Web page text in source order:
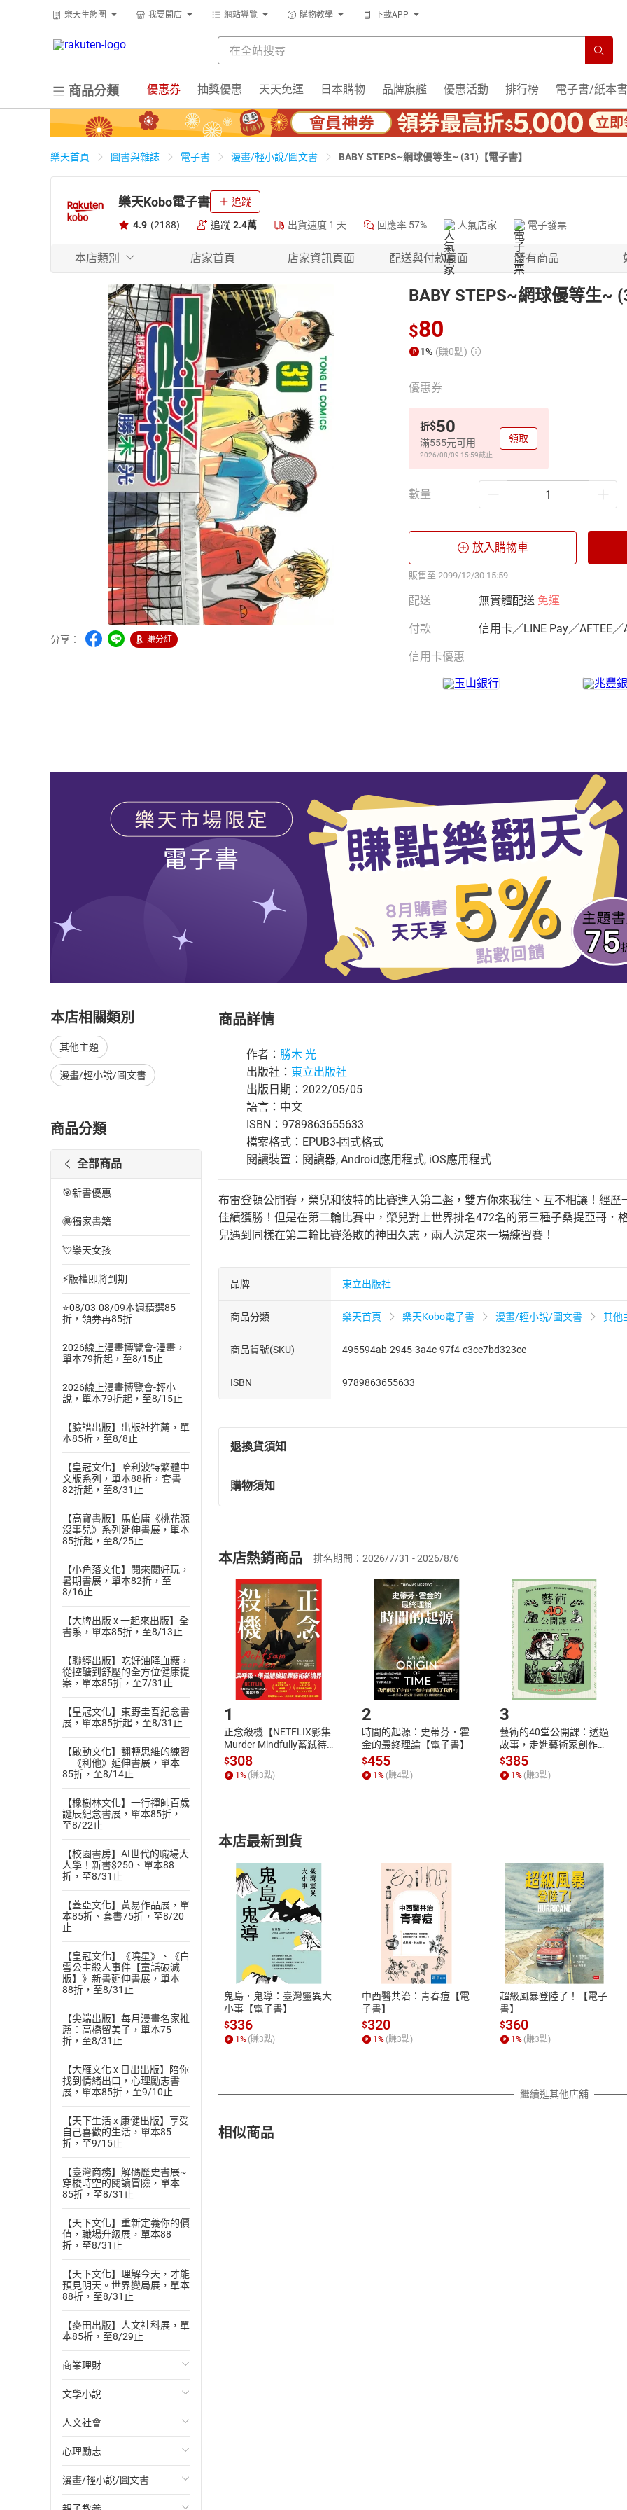
樂天生態圈 我要開店 網站導覽 購物教學 下載APP
商品分類 優惠券 抽獎優惠 天天免運 日本購物 品牌旗艦 優惠活動 排行榜 電子書/紙本書
樂天首頁 圖書與雜誌 電子書 漫畫/輕小說/圖文書 BABY STEPS~網球優等生~ (31)【電子書】
樂天Kobo電子書 追蹤
4.9 (2188) 追蹤 2.4萬 出貨速度 1 天 回應率 57% 人氣店家 電子發票
本店類別 店家首頁 店家資訊頁面 配送與付款頁面 所有商品
分享： 賺分紅
BABY STEPS~網球優等生~
$80
1% (賺0點)
優惠券
折$50
滿555元可用
2026/08/09 15:59截止
領取
數量
放入購物車
販售至 2099/12/30 15:59
配送 無實體配送 免運
付款 信用卡／LINE Pay／AFTEE／
信用卡優惠
本店相關類別
其他主題
漫畫/輕小說/圖文書
商品分類
全部商品
🎯新書優惠
🉐獨家書籍
💘樂天女孩
⚡版權即將到期
⭐08/03-08/09本週精選85
折，領券再85折
2026線上漫畫博覽會-漫畫，
單本79折起，至8/15止
2026線上漫畫博覽會-輕小
說，單本79折起，至8/15止
【臉譜出版】出版社推薦，單
本85折，至8/8止
【皇冠文化】哈利波特繁體中
文版系列，單本88折，套書
82折起，至8/31止
【高寶書版】馬伯庸《桃花源
沒事兒》系列延伸書展，單本
85折起，至8/25止
【小角落文化】閱來閱好玩，
暑期書展，單本82折，至
8/16止
【大牌出版 x 一起來出版】全
書系，單本85折，至8/13止
【聯經出版】吃好油降血糖，
從控醣到舒壓的全方位健康提
案，單本85折，至7/31止
【皇冠文化】東野圭吾紀念書
展，單本85折起，至8/31止
【啟動文化】翻轉思維的練習
－《利他》延伸書展，單本
85折，至8/14止
【橡樹林文化】一行禪師百歲
誕辰紀念書展，單本85折，
至8/22止
【校園書房】AI世代的職場大
人學！新書$250、單本88
折，至8/31止
【蓋亞文化】黃易作品展，單
本85折、套書75折，至8/20
止
【皇冠文化】《曉星》、《白
雪公主殺人事件【童話破滅
版】》新書延伸書展，單本
88折，至8/31止
【尖端出版】每月漫畫名家推
薦：高橋留美子，單本75
折，至8/31止
【大雁文化 x 日出出版】陪你
找到情緒出口，心理勵志書
展，單本85折，至9/10止
【天下生活 x 康健出版】享受
自己喜歡的生活，單本85
折，至9/15止
【臺灣商務】解碼歷史書展~
穿梭時空的閱讀冒險，單本
85折，至8/31止
【天下文化】重新定義你的價
值，職場升級展，單本88
折，至8/31止
【天下文化】理解今天，才能
預見明天。世界變局展，單本
88折，至8/31止
【麥田出版】人文社科展，單
本85折，至8/29止
商業理財
投資理財
經濟/趨勢
財務/金融
管理/領導
文學小說
歐美文學
日本文學
韓國文學
人文社會
國際關係
政治
心理勵志
心靈成長/情緒
漫畫/輕小說/圖文書
商品詳情
作者： 勝木 光
出版社： 東立出版社
出版日期：2022/05/05
語言：中文
ISBN：9789863655633
檔案格式：EPUB3-固式格式
閱讀裝置：閱讀器, Android應用程式, iOS應用程式
布雷登頓公開賽，榮兒和彼特的比賽進入第二盤，雙方你來我往、互不相讓！經
佳績獲勝！但是在第二輪比賽中，榮兒對上世界排名472名的第三種子桑提亞哥．
兒遇到同樣在第二輪比賽落敗的神田久志，兩人決定來一場練習賽！
品牌 東立出版社
商品分類 樂天首頁 樂天Kobo電子書 漫畫/輕小說/圖文書 其他
商品貨號(SKU) 495594ab-2945-3a4c-97f4-c3ce7bd323ce
ISBN 9789863655633
退換貨須知
退換貨規定：
(一)依消費者保護法第19條第1項後段暨通訊交易解除權合理例外情事適用
(二)消費者訂購本店鋪之商品即代表知悉本店鋪所銷售之商品為電子書，屬
且已下載/存取電子書，不得請求退貨退款。
退貨方式：您欲取消訂單或辦理退貨時，請登入樂天市場，並於「我的訂單」
貨」，本店鋪將依您的申請進行審核，待審核通過後將為您辦理退款事宜。
請注意，樂天市場須以整筆訂單為單位進行取消/退貨，恕無法以單支商品取消
購物須知
挑選商品
Choose
放入購物車
Shopping cart
登入帳號
Login
購書後，如何開始使用？
Step1.選擇閱讀載具 Step2.登入
付款方式
ATM轉帳、信用卡、LINE PAY、AFTEE
退換貨規範
本店是否提供消費者保護法七日猶
之權利，遽消費者保護法及通訊交
除權合理例外情事適用準則，依商
質各有不同規定。詳細退換貨說明
照各商品說明。
本店熱銷商品 排名期間：2026/7/31 - 2026/8/6
1
正念殺機【NETFLIX影集
Murder Mindfully蓄弒待
發】【電子書】
$308
1 % (賺3點)
2
時間的起源：史蒂芬．霍
金的最終理論【電子書】
$455
1 % (賺4點)
3
藝術的40堂公開課：透過
故事，走進藝術家創作現
場，看藝術如何誕生、如
何形塑人類生活【電子
書】
$385
1 % (賺3點)
本店最新到貨
鬼島．鬼導：臺灣靈異大
小事【電子書】
$336
1 % (賺3點)
中西醫共治：青春痘【電
子書】
$320
1 % (賺3點)
超級風暴登陸了！【電子
書】
$360
1 % (賺3點)
繼續逛其他店舖
相似商品